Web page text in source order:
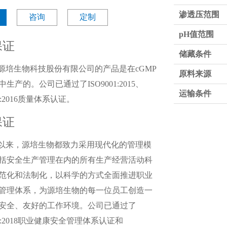
咨询 定制
培生物科技股份有限公司的产品是在cGMP
生产的。公司已通过了ISO9001:2015、
质量体系认证。
来，源培生物都致力采用现代化的管理模
安全生产管理在内的所有生产经营活动科
化和法制化，以科学的方式全面推进职业
理体系，为源培生物的每一位员工创造一
全、友好的工作环境。公司已通过了
职业健康安全管理体系认证和
渗透压范围
pH值范围
储藏条件
原料来源
运输条件